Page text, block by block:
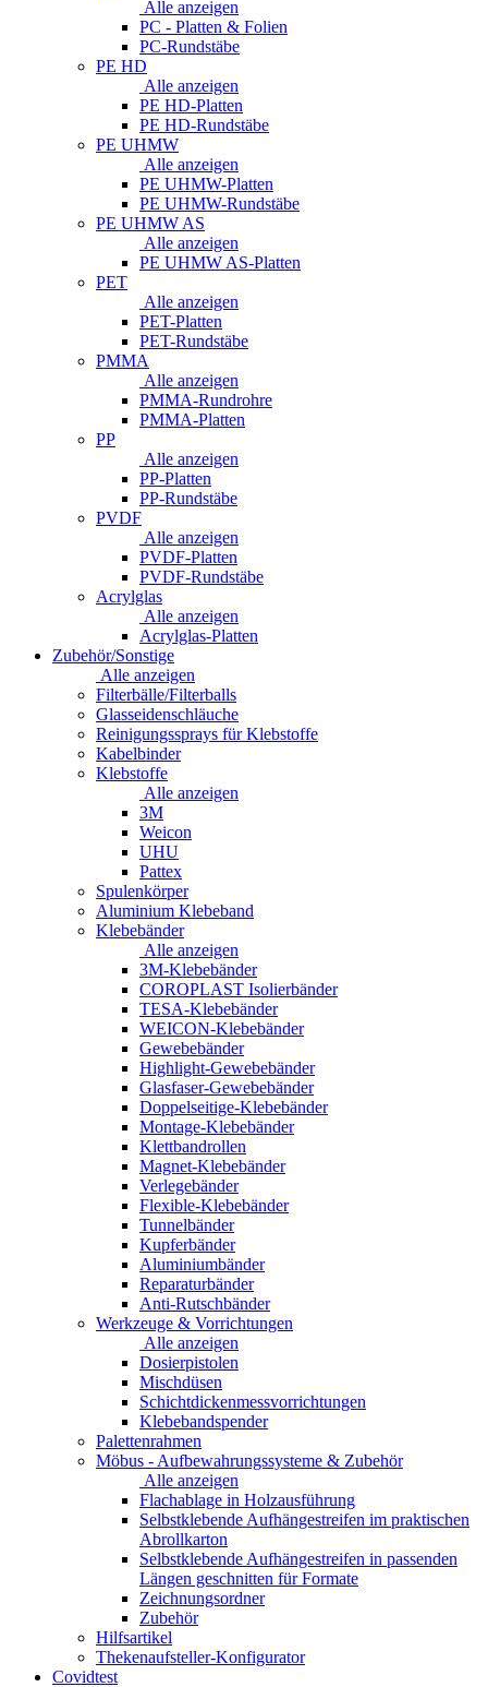
Alle anzeigen
PC - Platten & Folien
PC-Rundstäbe
PE HD
Alle anzeigen
PE HD-Platten
PE HD-Rundstäbe
PE UHMW
Alle anzeigen
PE UHMW-Platten
PE UHMW-Rundstäbe
PE UHMW AS
Alle anzeigen
PE UHMW AS-Platten
PET
Alle anzeigen
PET-Platten
PET-Rundstäbe
PMMA
Alle anzeigen
PMMA-Rundrohre
PMMA-Platten
PP
Alle anzeigen
PP-Platten
PP-Rundstäbe
PVDF
Alle anzeigen
PVDF-Platten
PVDF-Rundstäbe
Acrylglas
Alle anzeigen
Acrylglas-Platten
Zubehör/Sonstige
Alle anzeigen
Filterbälle/Filterballs
Glasseidenschläuche
Reinigungssprays für Klebstoffe
Kabelbinder
Klebstoffe
Alle anzeigen
3M
Weicon
UHU
Pattex
Spulenkörper
Aluminium Klebeband
Klebebänder
Alle anzeigen
3M-Klebebänder
COROPLAST Isolierbänder
TESA-Klebebänder
WEICON-Klebebänder
Gewebebänder
Highlight-Gewebebänder
Glasfaser-Gewebebänder
Doppelseitige-Klebebänder
Montage-Klebebänder
Klettbandrollen
Magnet-Klebebänder
Verlegebänder
Flexible-Klebebänder
Tunnelbänder
Kupferbänder
Aluminiumbänder
Reparaturbänder
Anti-Rutschbänder
Werkzeuge & Vorrichtungen
Alle anzeigen
Dosierpistolen
Mischdüsen
Schichtdickenmessvorrichtungen
Klebebandspender
Palettenrahmen
Möbus - Aufbewahrungssysteme & Zubehör
Alle anzeigen
Flachablage in Holzausführung
Selbstklebende Aufhängestreifen im praktischen
Abrollkarton
Selbstklebende Aufhängestreifen in passenden
Längen geschnitten für Formate
Zeichnungsordner
Zubehör
Hilfsartikel
Thekenaufsteller-Konfigurator
Covidtest